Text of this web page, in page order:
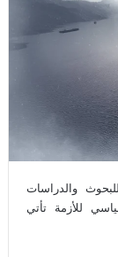
والدراسات
للأزمة تأتي